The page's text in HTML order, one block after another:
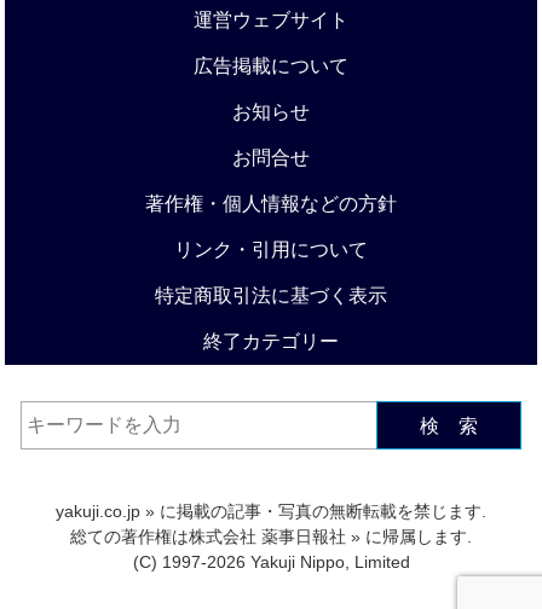
運営ウェブサイト
広告掲載について
お知らせ
お問合せ
著作権・個人情報などの方針
リンク・引用について
特定商取引法に基づく表示
終了カテゴリー
検 索
yakuji.co.jp » に掲載の記事・写真の無断転載を禁じます.
総ての著作権は株式会社 薬事日報社 » に帰属します.
(C) 1997-2026 Yakuji Nippo, Limited